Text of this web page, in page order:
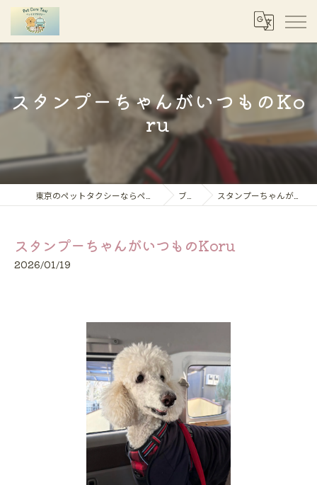
スタンプーちゃんがいつものKo
ru
ブログ スタンプーちゃんがいつものKoru
スタンプーちゃんがいつものKoru
2026/01/19